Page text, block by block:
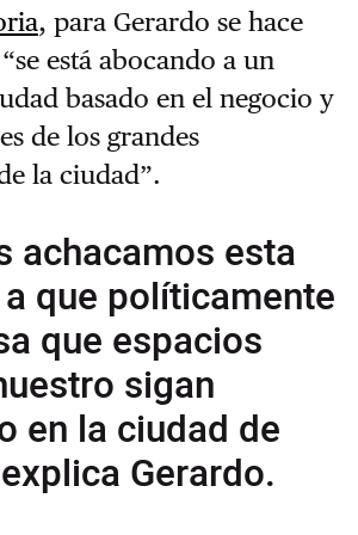
, para Gerardo se hace
está abocando a un
basado en el negocio y
de los grandes
la ciudad”.
achacamos esta
que políticamente
que espacios
sigan
en la ciudad de
Gerardo.